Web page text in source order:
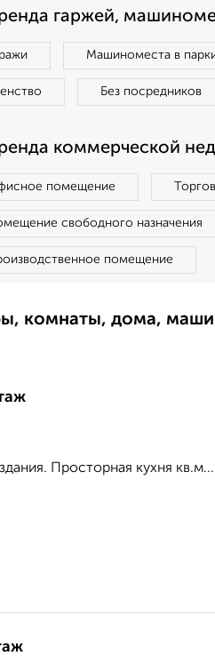
гаржей,
Машиноместа в
Без посредников
коммерческой
помещение
свободного назначения
помещение
комнаты, дома,
Просторная кухня